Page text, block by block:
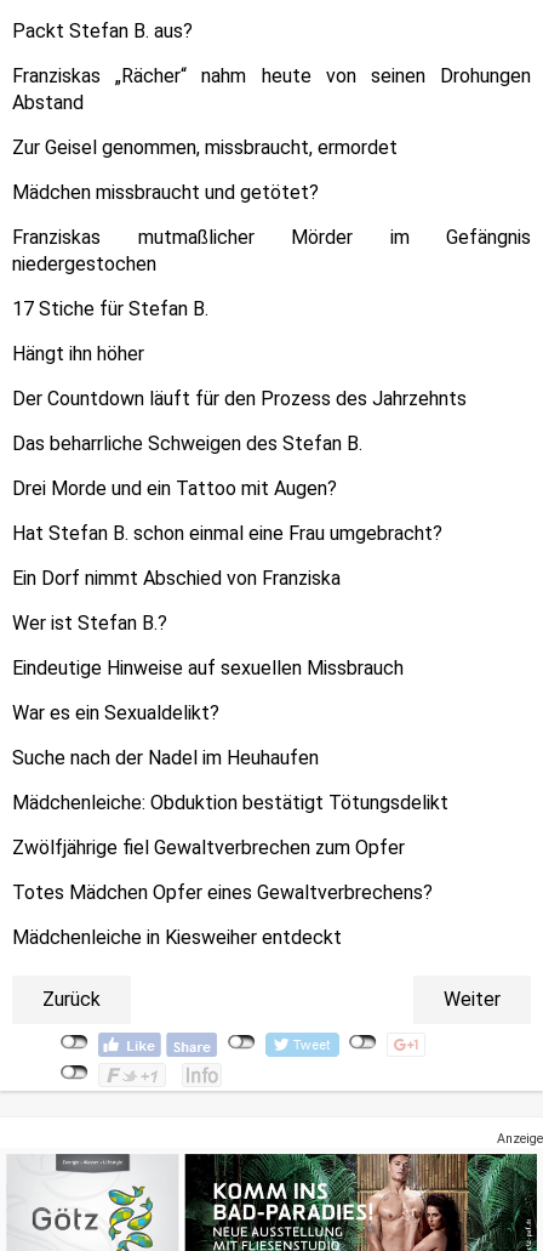
Packt Stefan B. aus?
Franziskas „Rächer“ nahm heute von seinen Drohungen
Abstand
Zur Geisel genommen, missbraucht, ermordet
Mädchen missbraucht und getötet?
Franziskas mutmaßlicher Mörder im Gefängnis
niedergestochen
17 Stiche für Stefan B.
Hängt ihn höher
Der Countdown läuft für den Prozess des Jahrzehnts
Das beharrliche Schweigen des Stefan B.
Drei Morde und ein Tattoo mit Augen?
Hat Stefan B. schon einmal eine Frau umgebracht?
Ein Dorf nimmt Abschied von Franziska
Wer ist Stefan B.?
Eindeutige Hinweise auf sexuellen Missbrauch
War es ein Sexualdelikt?
Suche nach der Nadel im Heuhaufen
Mädchenleiche: Obduktion bestätigt Tötungsdelikt
Zwölfjährige fiel Gewaltverbrechen zum Opfer
Totes Mädchen Opfer eines Gewaltverbrechens?
Mädchenleiche in Kiesweiher entdeckt
Zurück Weiter
Anzeige